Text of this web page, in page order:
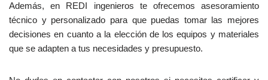
Además, en REDI ingenieros te ofrecemos asesoramiento
técnico y personalizado para que puedas tomar las mejores
decisiones en cuanto a la elección de los equipos y materiales
que se adapten a tus necesidades y presupuesto.